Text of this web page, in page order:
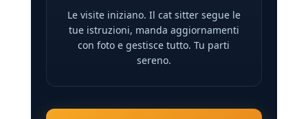
Le visite iniziano. Il cat sitter segue le
tue istruzioni, manda aggiornamenti
con foto e gestisce tutto. Tu parti
sereno.